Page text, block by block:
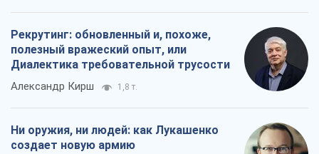
Рекрутинг: обновленный и, похоже,
полезный вражеский опыт, или
Диалектика требовательной трусости
Александр Кирш 1,8 т.
Ни оружия, ни людей: как Лукашенко
создает новую армию